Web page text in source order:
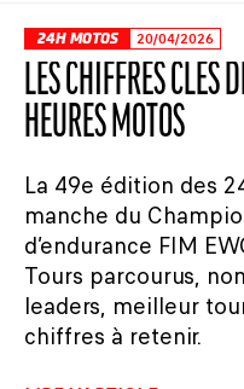
24H MOTOS 20/04/2026
LES CHIFFRES CLÉS
HEURES MOTOS
La 49e édition des
manche du
d’endurance FIM
Tours parcourus,
leaders, meilleur
chiffres à retenir.